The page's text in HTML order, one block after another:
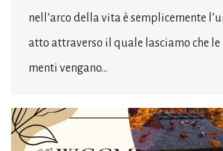
nell’arco della vita è semplicemente
atto attraverso il quale lasciamo che le
menti vengano…